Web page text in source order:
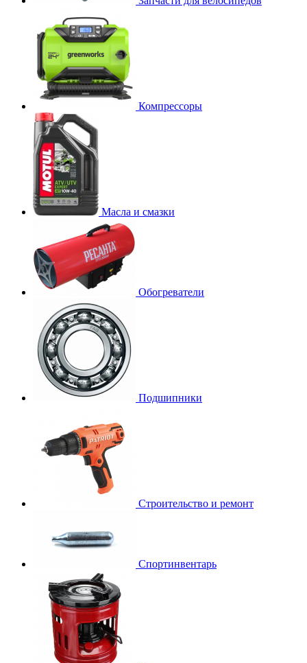
Компрессоры
Масла и смазки
Обогреватели
Подшипники
Строительство и ремонт
Спортинвентарь